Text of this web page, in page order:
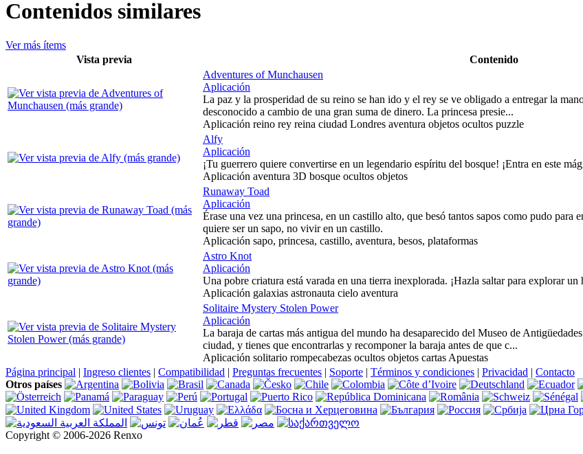
Contenidos similares
Ver más ítems
Vista previa
Contenido
Adventures of Munchausen
Aplicación
La paz y la prosperidad de su reino se han ido y el rey se ve obligado a entregar la
desconocido a cambio de una gran suma de dinero. La princesa presie...
Aplicación reino rey reina ciudad Londres aventura objetos ocultos puzzle
Alfy
Aplicación
¡Tu guerrero quiere convertirse en un legendario espíritu del bosque! ¡Entra en este
Aplicación aventura 3D bosque ocultos objetos
Runaway Toad
Aplicación
Érase una vez una princesa, en un castillo alto, que besó tantos sapos como pudo para
quiere ser un sapo, no vivir en un castillo.
Aplicación sapo, princesa, castillo, aventura, besos, plataformas
Astro Knot
Aplicación
Una pobre criatura está varada en una tierra inexplorada. ¡Hazla saltar para explorar
Aplicación galaxias astronauta cielo aventura
Solitaire Mystery Stolen Power
Aplicación
La baraja de cartas más antigua del mundo ha desaparecido del Museo de
ciudad, y tienes que encontrarlas y recomponer la baraja antes de que c...
Aplicación solitario rompecabezas ocultos objetos cartas Apuestas
Página principal | Ingreso clientes | Compatibilidad | Preguntas frecuentes | Soporte | Términos y condiciones | Privacidad | Contacto
Otros países
Copyright © 2006-2026 Renxo